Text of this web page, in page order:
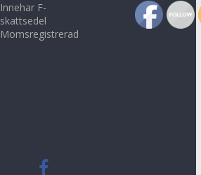
Innehar F-
skattsedel
Momsregistrerad